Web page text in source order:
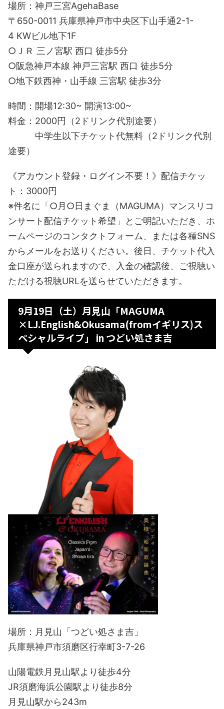
場所：神戸三宮AgehaBase
〒650-0011 兵庫県神戸市中央区下山手通2-1-
4 KWビル地下1F
○ＪＲ 三ノ宮駅 西口 徒歩5分
○阪急神戸本線 神戸三宮駅 西口 徒歩5分
○地下鉄西神・山手線 三宮駅 徒歩3分
時間：開場12:30~ 開演13:00~
料金：2000円（2ドリンク代別途要）
中学生以下チケット代無料（2ドリンク代別
途要）
《アカウント登録・ログイン不要！》配信チケッ
ト：3000円
※件名に「○月○日まぐま（MAGUMA）マンスリコ
ンサート配信チケット希望」とご明記いただき、ホ
ームページのコンタクトフォーム、または各種SNS
からメールをお送りください。後日、チケット代入
金口座が送られますので、入金の確認後、ご視聴い
ただける視聴URLを送らせていただきます。
9月19日（土）月見山「MAGUMA
×LJ.English&Okusama(fromイギリス)ス
ペシャルライブ」 in つどい処さま吉
場所：月見山「つどい処さま吉」
兵庫県神戸市須磨区行幸町3-7-26
山陽電鉄月見山駅より徒歩4分
JR須磨海浜公園駅より徒歩8分
月見山駅から243m